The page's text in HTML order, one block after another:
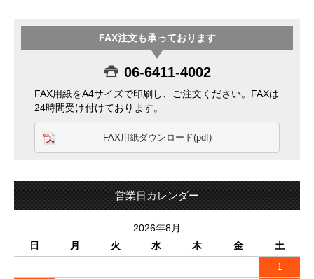
FAX注文も承っております
06-6411-4002
FAX用紙をA4サイズで印刷し、ご注文ください。FAXは
24時間受け付けております。
FAX用紙ダウンロード(pdf)
営業日カレンダー
2026年8月
日
月 火 水 木 金
土
1